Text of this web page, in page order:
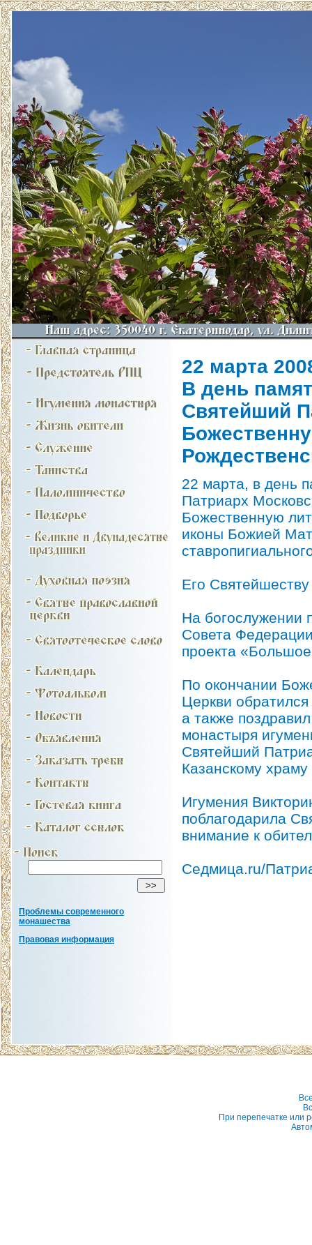
Проблемы современного
монашества
Правовая информация
22 марта
В день
Святейший
22 марта, в день
Патриарх
Божественную
иконы Божией
Его
На богослужении
Совета
проекта
По окончании
Церкви
а также
монастыря
Святейший
Казанскому
Игумения
поблагодарила
внимание к
Седмица.ru/
При перепечатке или